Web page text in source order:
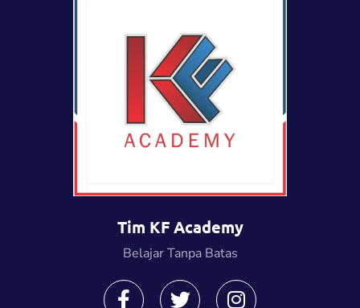
Tim KF Academy
Belajar Tanpa Batas